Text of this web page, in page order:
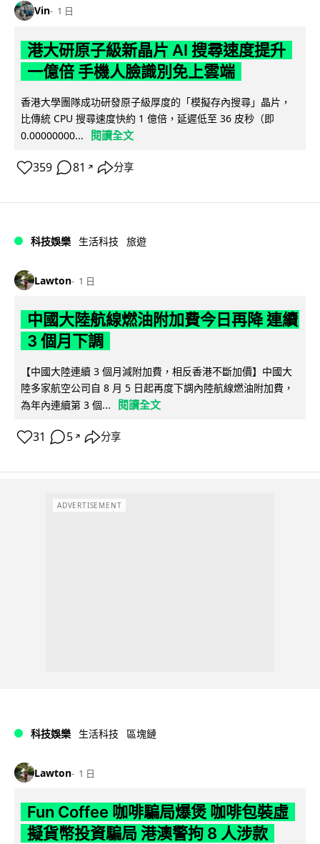
Vin 1 日
港大研原子級新晶片 AI 搜尋速度提升
一億倍 手機人臉識別免上雲端
香港大學團隊成功研發原子級厚度的「模擬存內搜尋」晶片，
比傳統 CPU 搜尋速度快約 1 億倍，延遲低至 36 皮秒（即
0.00000000...
閱讀全文
359 81 ↗ 分享
科技娛樂 生活科技 旅遊
Lawton 1 日
中國大陸航線燃油附加費今日再降 連續
3 個月下調
【中國大陸連續 3 個月減附加費，相反香港不斷加價】中國大
陸多家航空公司自 8 月 5 日起再度下調內陸航線燃油附加費，
為年內連續第 3 個...
閱讀全文
31 5 ↗ 分享
ADVERTISEMENT
科技娛樂 生活科技 區塊鏈
Lawton 1 日
Fun Coffee 咖啡騙局爆煲 咖啡包裝虛
擬貨幣投資騙局 港澳警拘 8 人涉款